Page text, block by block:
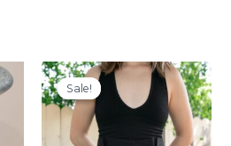
Sale!
Sale!
Original
price
was:
₡18
000.
Current
price
is:
₡12
600.